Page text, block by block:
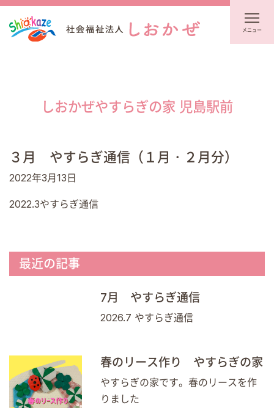
メニュー
しおかぜやすらぎの家 児島駅前
３月 やすらぎ通信（１月・２月分）
2022年3月13日
2022.3やすらぎ通信
最近の記事
7月 やすらぎ通信
2026.7 やすらぎ通信
春のリース作り やすらぎの家
やすらぎの家です。春のリースを作
りました